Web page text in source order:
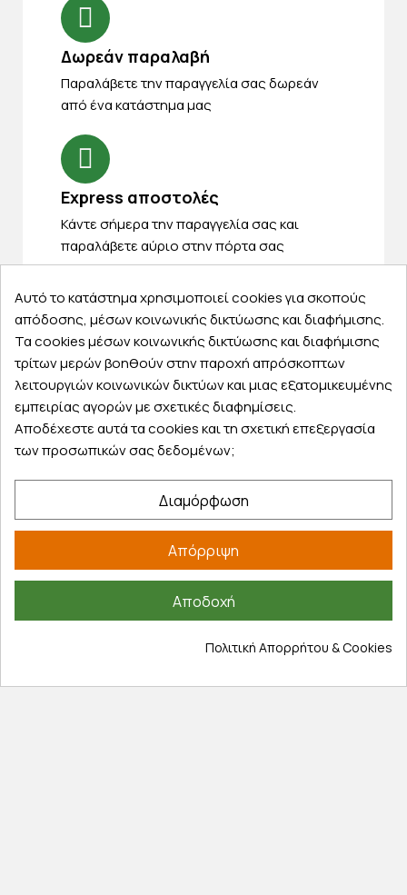
Δωρεάν παραλαβή
Παραλάβετε την παραγγελία σας δωρεάν
από ένα κατάστημα μας
Express αποστολές
Κάντε σήμερα την παραγγελία σας και
παραλάβετε αύριο στην πόρτα σας
Εξυπηρέτηση πελατών
Λογαριασμός
Τα αγαπημένα μου
Τρόποι παραγγελίας
Επιστροφές προϊοντων
Πληροφορίες
Επικοινωνία
Όροι χρήσης
Αυτό το κατάστημα χρησιμοποιεί cookies για σκοπούς
απόδοσης, μέσων κοινωνικής δικτύωσης και διαφήμισης.
Τα cookies μέσων κοινωνικής δικτύωσης και διαφήμισης
τρίτων μερών βοηθούν στην παροχή απρόσκοπτων
λειτουργιών κοινωνικών δικτύων και μιας εξατομικευμένης
εμπειρίας αγορών με σχετικές διαφημίσεις.
Αποδέχεστε αυτά τα cookies και τη σχετική επεξεργασία
των προσωπικών σας δεδομένων;
Διαμόρφωση
Απόρριψη
Αποδοχή
Πολιτική Απορρήτου & Cookies